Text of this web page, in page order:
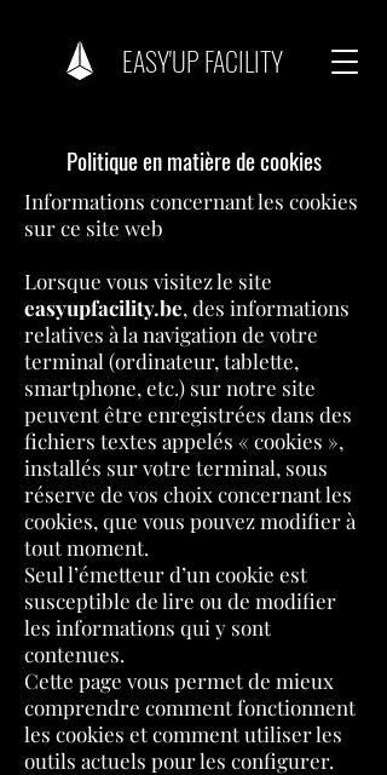
EASY'UP FACILITY
Politique en matière de cookies
Informations concernant les cookies
sur ce site web
Lorsque vous visitez le site
easyupfacility.be, des informations
relatives à la navigation de votre
terminal (ordinateur, tablette,
smartphone, etc.) sur notre site
peuvent être enregistrées dans des
fichiers textes appelés « cookies »,
installés sur votre terminal, sous
réserve de vos choix concernant les
cookies, que vous pouvez modifier à
tout moment.
Seul l’émetteur d’un cookie est
susceptible de lire ou de modifier
les informations qui y sont
contenues.
Cette page vous permet de mieux
comprendre comment fonctionnent
les cookies et comment utiliser les
outils actuels pour les configurer.